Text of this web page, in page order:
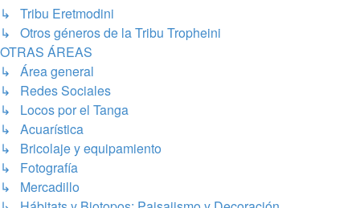
↳ Tribu Eretmodini
↳ Otros géneros de la Tribu Tropheini
OTRAS ÁREAS
↳ Área general
↳ Redes Sociales
↳ Locos por el Tanga
↳ Acuarística
↳ Bricolaje y equipamiento
↳ Fotografía
↳ Mercadillo